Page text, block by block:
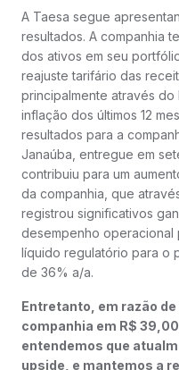
A Taesa segue
resultados. A companhia
dos ativos em seu
reajuste tarifário das
principalmente através do
inflação dos últimos 12
resultados para a
Janaúba, entregue em
contribuiu para um
da companhia, que
registrou significativos
desempenho operacional
líquido regulatório para o
de 36% a/a.
Entretanto, em razão
companhia em R$
entendemos que
upside, e mantemos a